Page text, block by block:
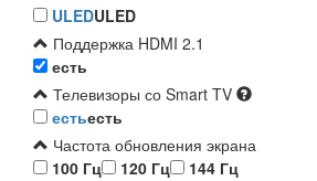
ULEDULED
Поддержка HDMI 2.1
есть
Телевизоры со Smart TV
естьесть
Частота обновления экрана
100 Гц
120 Гц
144 Гц